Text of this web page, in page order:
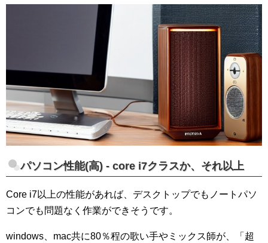
パソコン性能(高) - core i7クラスか、それ以上
Core i7以上の性能があれば、デスクトップでもノートパソ
コンでも問題なく作業ができそうです。
windows、mac共に80％程の歌い手やミックス師が、「超